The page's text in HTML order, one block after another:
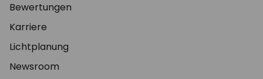
Bewertungen
Karriere
Lichtplanung
Newsroom